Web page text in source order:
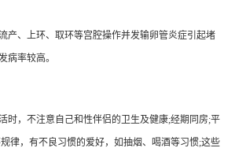
产、上环、取环等宫腔操作并发输卵管炎症引起堵
病率较高。
时，不注意自己和性伴侣的卫生及健康;经期同房;平
律，有不良习惯的爱好，如抽烟、喝酒等习惯;这些